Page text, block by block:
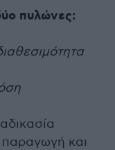
πυλώνες:
και